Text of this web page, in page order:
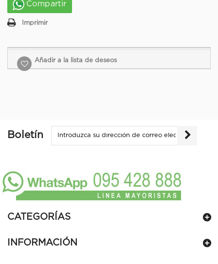
Compartir
Imprimir
Añadir a la lista de deseos
Boletín
CATEGORÍAS
INFORMACIÓN